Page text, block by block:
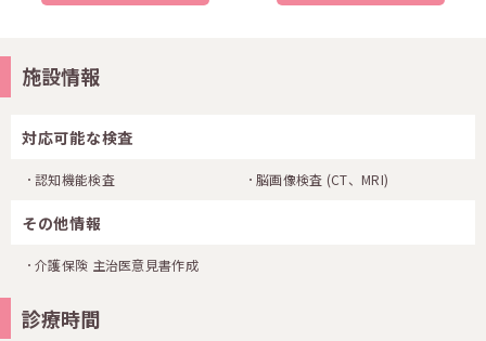
施設情報
対応可能な検査
認知機能検査 脳画像検査 (CT、MRI)
その他情報
介護保険 主治医意見書作成
診療時間